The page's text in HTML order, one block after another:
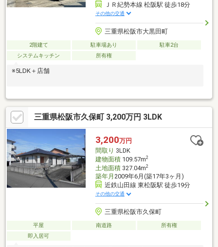
ＪＲ紀勢本線 松阪駅 徒歩18分
その他の交通
三重県松阪市大黒田町
2階建て 駐車場あり
駐車2台
システムキッチン
所有権
※5LDK＋店舗
三重県松阪市久保町 3,200万円 3LDK
3,200万円
間取り 3LDK
建物面積109.57m2
土地面積327.04m2
築年月 2009年6月(築17年3ヶ月)
近鉄山田線 東松阪駅 徒歩19分
その他の交通
三重県松阪市久保町
平屋 南道路
所有権
即入居可